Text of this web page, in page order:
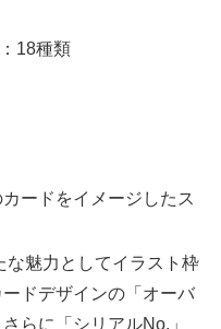
18種類
ードをイメージしたス
な魅力としてイラスト枠
ドデザインの「オーバ
らに「シリアルNo.」